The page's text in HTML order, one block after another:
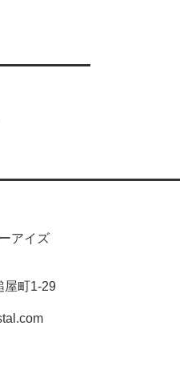
アイズ
屋町1-29